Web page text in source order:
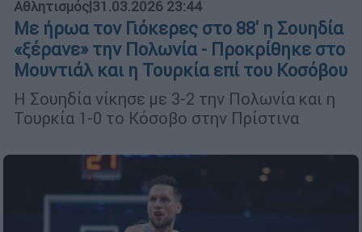
Αθλητισμός|31.03.2026 23:44
Με ήρωα τον Γιόκερες στο 88' η Σουηδία
«ξέρανε» την Πολωνία - Προκρίθηκε στο
Μουντιάλ και η Τουρκία επί του Κοσόβου
Η Σουηδία νίκησε με 3-2 την Πολωνία και η
Τουρκία 1-0 το Κόσοβο στην Πρίστινα